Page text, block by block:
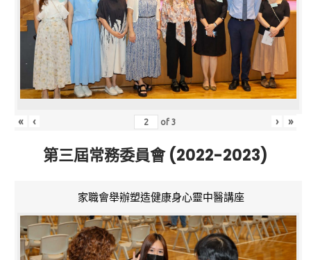
« ‹ of3 › »
第三屆常務委員會 (2022-2023)
家職會舉辦塑造健康身心靈中醫講座